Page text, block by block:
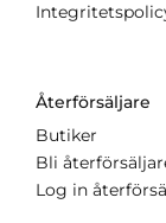
Återförsäljare
Butiker
Bli
Log in